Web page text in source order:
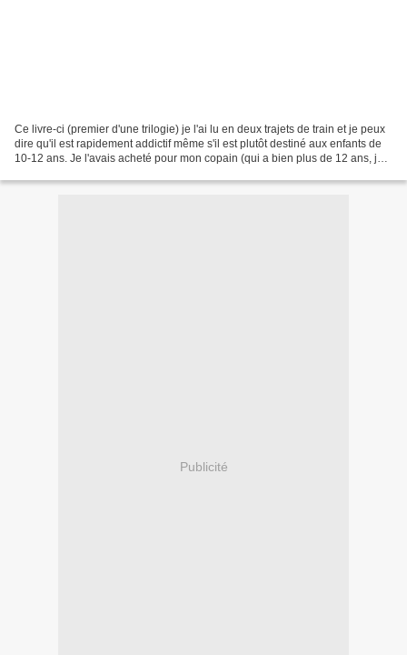
Ce livre-ci (premier d'une trilogie) je l'ai lu en deux trajets de train et je peux
dire qu'il est rapidement addictif même s'il est plutôt destiné aux enfants de
10-12 ans. Je l'avais acheté pour mon copain (qui a bien plus de 12 ans, je
Publicité